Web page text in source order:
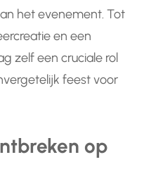
het evenement. Tot
en een
zelf een cruciale rol
feest voor
op